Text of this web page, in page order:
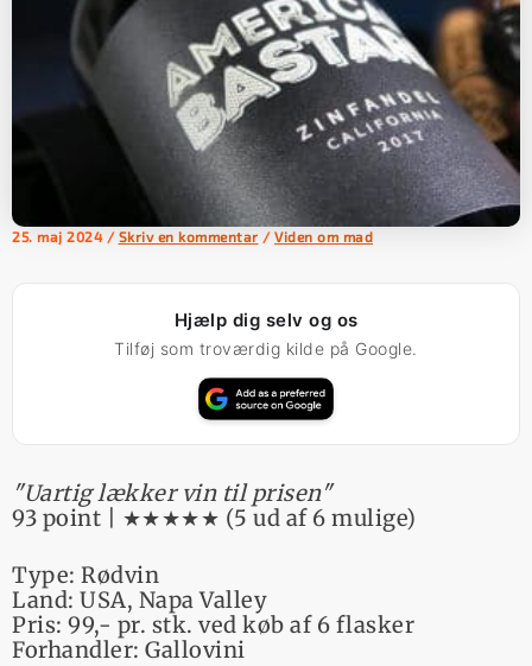
25. maj 2024 / Skriv en kommentar / Viden om mad
Hjælp dig selv og os
Tilføj som troværdig kilde på Google.
"Uartig lækker vin til prisen"
93 point | ★★★★★ (5 ud af 6 mulige)
Type: Rødvin
Land: USA, Napa Valley
Pris: 99,- pr. stk. ved køb af 6 flasker
Forhandler: Gallovini